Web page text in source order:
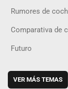
Rumores de
Comparativa de
Futuro
VER MÁS TEMAS